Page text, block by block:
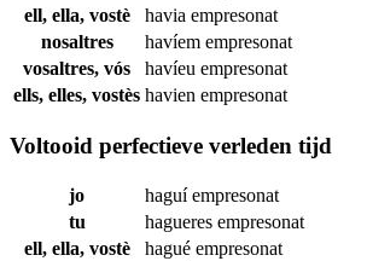
ell, ella, vostè
havia empresonat
nosaltres
havíem empresonat
vosaltres, vós
havíeu empresonat
ells, elles, vostès havien empresonat
Voltooid perfectieve verleden tijd
jo haguíempresonat
tu
hagueres empresonat
ell, ella, vostè
hagué empresonat